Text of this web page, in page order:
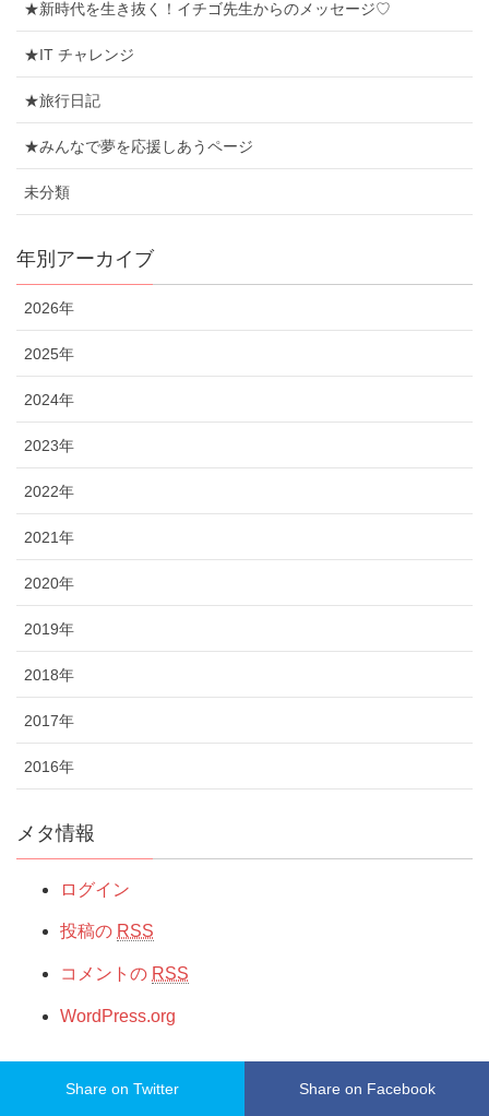
★新時代を生き抜く！イチゴ先生からのメッセージ♡
★IT チャレンジ
★旅行日記
★みんなで夢を応援しあうページ
未分類
年別アーカイブ
2026年
2025年
2024年
2023年
2022年
2021年
2020年
2019年
2018年
2017年
2016年
メタ情報
ログイン
投稿の RSS
コメントの RSS
WordPress.org
Share on Twitter Share on Facebook